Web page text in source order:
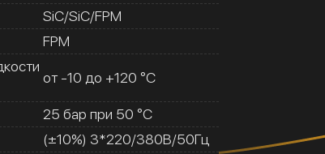
SiC/SiC/FPM
FPM
от -10 до +120 °C
25 бар при 50 °C
(±10%) 3*220/380В/50Гц